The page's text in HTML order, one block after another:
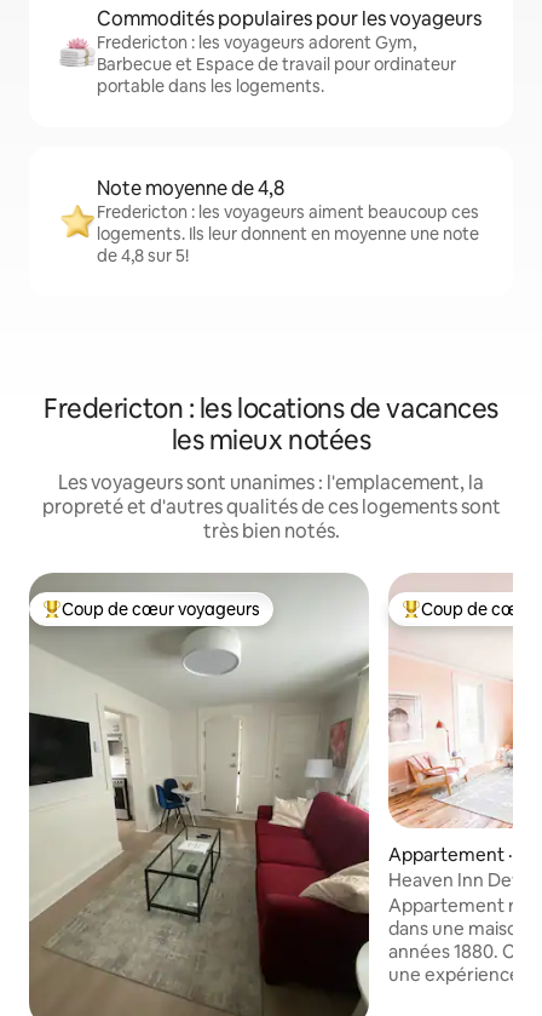
Commodités populaires pour les voyageurs
Fredericton : les voyageurs adorent Gym,
Barbecue et Espace de travail pour ordinateur
portable dans les logements.
Note moyenne de 4,8
Fredericton : les voyageurs aiment beaucoup ces
logements. Ils leur donnent en moyenne une note
de 4,8 sur 5!
Fredericton : les locations de vacances
les mieux notées
Les voyageurs sont unanimes : l'emplacement, la
propreté et d'autres qualités de ces logements sont
très bien notés.
Coup de cœur voyageurs parmi les plus aimés
Coup de cœur voyageurs Coup de cœur
Coup de cœur
Appartement ·
Heaven Inn
Appartement
dans une maison
années 1880. Ce logement est vraiment
une expérience,